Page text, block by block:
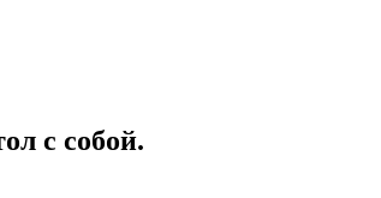
с собой.